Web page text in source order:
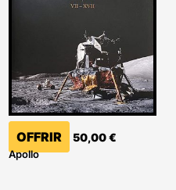
OFFRIR 50,00€
Apollo